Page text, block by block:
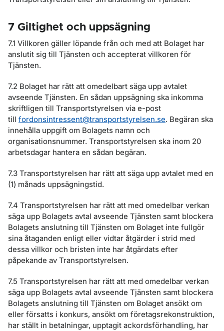
7 Giltighet och uppsägning
7.1 Villkoren gäller löpande från och med att Bolaget har
anslutit sig till Tjänsten och accepterat villkoren för
Tjänsten.
7.2 Bolaget har rätt att omedelbart säga upp avtalet
avseende Tjänsten. En sådan uppsägning ska inkomma
skriftligen till Transportstyrelsen via e-post
till fordonsintressent@transportstyrelsen.se. Begäran ska
innehålla uppgift om Bolagets namn och
organisationsnummer. Transportstyrelsen ska inom 20
arbetsdagar hantera en sådan begäran.
7.3 Transportstyrelsen har rätt att säga upp avtalet med en
(1) månads uppsägningstid.
7.4 Transportstyrelsen har rätt att med omedelbar verkan
säga upp Bolagets avtal avseende Tjänsten samt blockera
Bolagets anslutning till Tjänsten om Bolaget inte fullgör
sina åtaganden enligt eller vidtar åtgärder i strid med
dessa villkor och bristen inte har åtgärdats efter
påpekande av Transportstyrelsen.
7.5 Transportstyrelsen har rätt att med omedelbar verkan
säga upp Bolagets avtal avseende Tjänsten samt blockera
Bolagets anslutning till Tjänsten om Bolaget ansökt om
eller försatts i konkurs, ansökt om företagsrekonstruktion,
har ställt in betalningar, upptagit ackordsförhandling, har